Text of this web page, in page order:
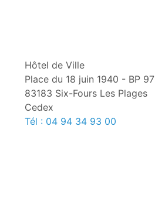
Hôtel de Ville
Place du 18 juin 1940 - BP 97
83183 Six-Fours Les Plages
Cedex
Tél : 04 94 34 93 00